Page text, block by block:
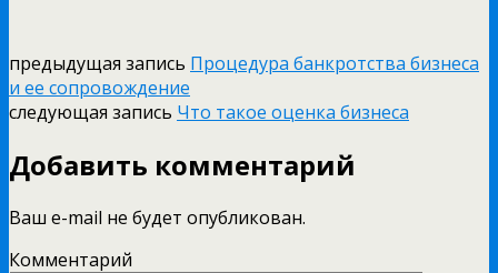
предыдущая запись Процедура банкротства бизнеса
и ее сопровождение
следующая запись Что такое оценка бизнеса
Добавить комментарий
Ваш e-mail не будет опубликован.
Комментарий